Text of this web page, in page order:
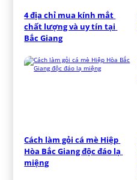
4 địa chỉ mua kính mắt
chất lượng và uy tín tại
Bắc Giang
Cách làm gỏi cá mè Hiệp
Hòa Bắc Giang độc đáo lạ
miệng